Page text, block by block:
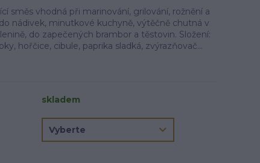
směs vhodná při marinování, grilování, rožnění a
nádivek, minutkové kuchyně, výtěčně chutná v
do zapečených brambor a těstovin. Složení:
hořčice, cibule, paprika sladká, zvýrazňovač...
skladem